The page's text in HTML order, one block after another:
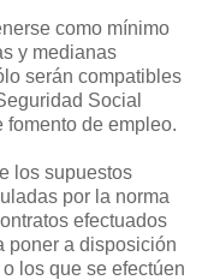
como mínimo
y medianas
serán compatibles
Social
fomento de empleo.
los supuestos
por la norma
efectuados
poner a disposición
los que se efectúen